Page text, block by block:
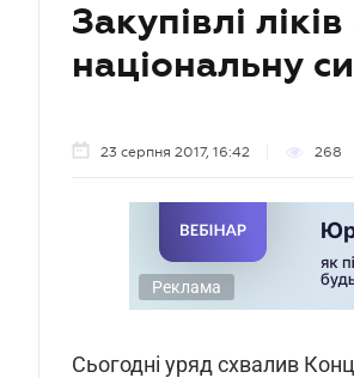
Закупівлі
національну
23 серпня 2017, 16:42 268
Реклама
Сьогодні уряд схвалив